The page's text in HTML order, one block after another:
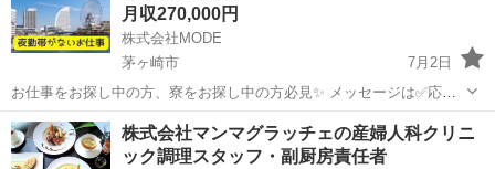
月収270,000円
株式会社MODE
茅ヶ崎市
7月2日
お仕事をお探し中の方、寮をお探し中の方必見✨ メッセージは✅応募
フロー✅を入力してからお願いします。 💥お仕事内容💥 半導体装置の
精密部品となる 静電チャックを製造しているところでのお仕事です。
[1]...
神奈川 茅ヶ崎市 その他 未経験
株式会社マンマグラッチェの産婦人科クリニ
ック調理スタッフ・副厨房責任者